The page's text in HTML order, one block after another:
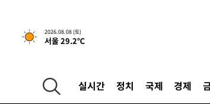
2026.08.08 (토)
서울 29.2℃
실시간 정치 국제 경제
-21770초 전 >
[속보]뉴욕증시 상승 마감…S&P 0.6%
-28644초 전 >